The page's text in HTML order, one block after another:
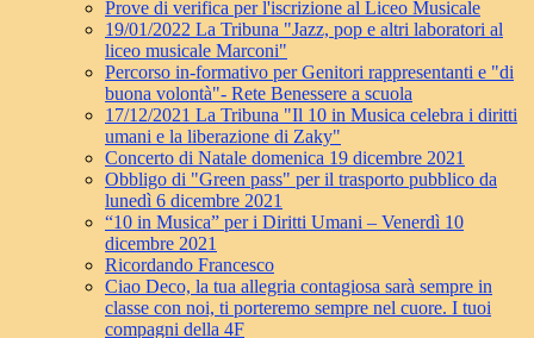
Prove di verifica per l'iscrizione al Liceo Musicale
19/01/2022 La Tribuna "Jazz, pop e altri laboratori al
liceo musicale Marconi"
Percorso in-formativo per Genitori rappresentanti e "di
buona volontà"- Rete Benessere a scuola
17/12/2021 La Tribuna "Il 10 in Musica celebra i diritti
umani e la liberazione di Zaky"
Concerto di Natale domenica 19 dicembre 2021
Obbligo di "Green pass" per il trasporto pubblico da
lunedì 6 dicembre 2021
“10 in Musica” per i Diritti Umani – Venerdì 10
dicembre 2021
Ricordando Francesco
Ciao Deco, la tua allegria contagiosa sarà sempre in
classe con noi, ti porteremo sempre nel cuore. I tuoi
compagni della 4F